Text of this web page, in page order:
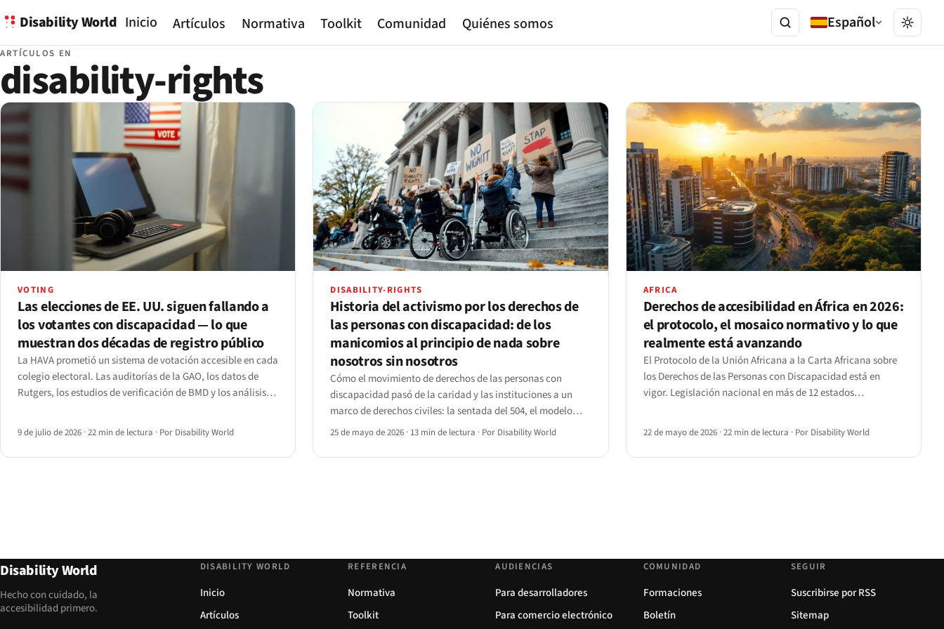
Disability World Inicio Artículos Normativa Toolkit Comunidad Quiénes somos Español
ARTÍCULOS EN
disability-rights
VOTING
Las elecciones de EE. UU. siguen fallando a
los votantes con discapacidad — lo que
muestran dos décadas de registro público
La HAVA prometió un sistema de votación accesible en cada
colegio electoral. Las auditorías de la GAO, los datos de
Rutgers, los estudios de verificación de BMD y los análisis
plazos web del Título II de la ADA que llegan en 2027.
9 de julio de 2026 ·22 min de lectura · Por Disability World
DISABILITY-RIGHTS
Historia del activismo por los derechos de
las personas con discapacidad: de los
manicomios al principio de nada sobre
nosotros sin nosotros
Cómo el movimiento de derechos de las personas con
discapacidad pasó de la caridad y las instituciones a un
marco de derechos civiles: la sentada del 504, el modelo
social, la desinstitucionalización, el Capitol Crawl y el
25 de mayo de 2026 · 13 min de lectura · Por Disability World
AFRICA
Derechos de accesibilidad en África en 2026:
el protocolo, el mosaico normativo y lo que
realmente está avanzando
El Protocolo de la Unión Africana a la Carta Africana sobre
los Derechos de las Personas con Discapacidad está en
vigor. Legislación nacional en más de 12 estados
22 de mayo de 2026 ·22 min de lectura · Por Disability World
Disability World
Hecho con cuidado, la
accesibilidad primero.
DISABILITY WORLD
Inicio
Artículos
REFERENCIA
Normativa
Toolkit
AUDIENCIAS
Para desarrolladores
Para comercio electrónico
COMUNIDAD
Formaciones
Boletín
SEGUIR
Suscribirse por RSS
Sitemap